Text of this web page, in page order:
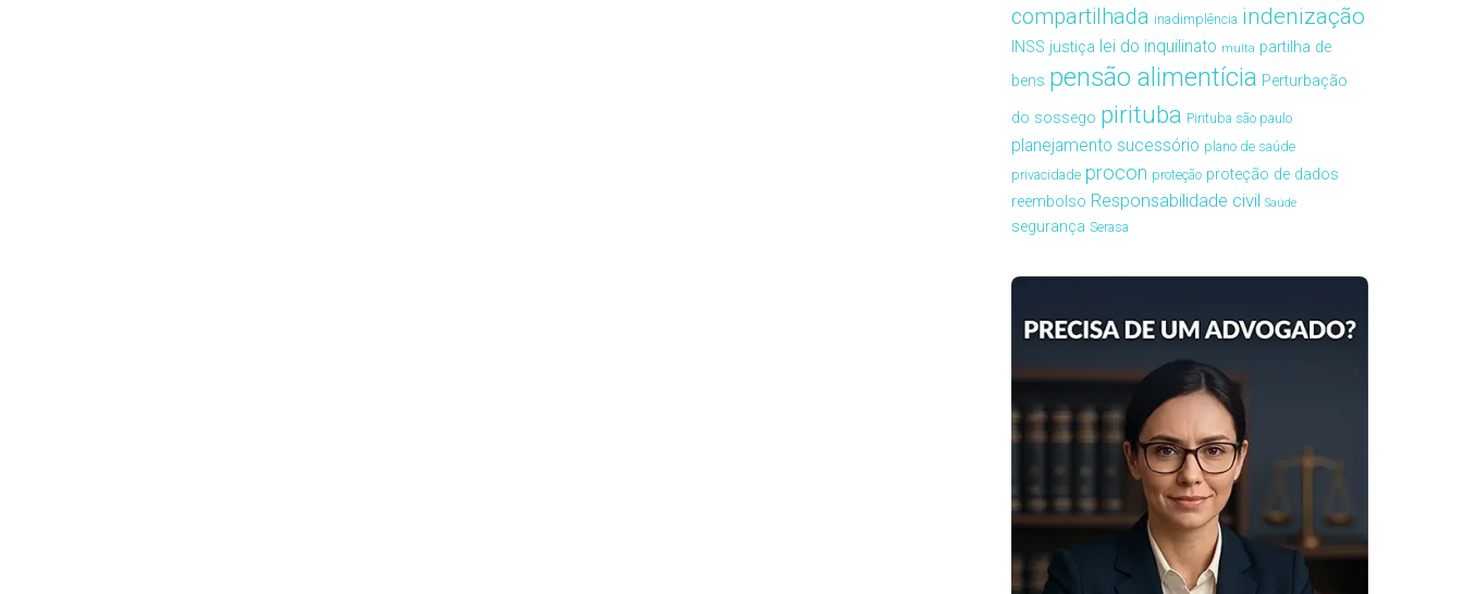
compartilhada inadimplência indenização
INSS justiça lei do inquilinato multa partilha de
bens pensão alimentícia Perturbação
do sossego pirituba Pirituba são paulo
planejamento sucessório plano de saúde
privacidade procon proteção proteção de dados
reembolso Responsabilidade civil Saúde
segurança Serasa